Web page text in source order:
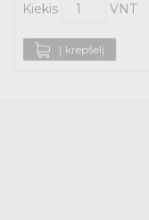
Kiekis VNT
Į krepšelį